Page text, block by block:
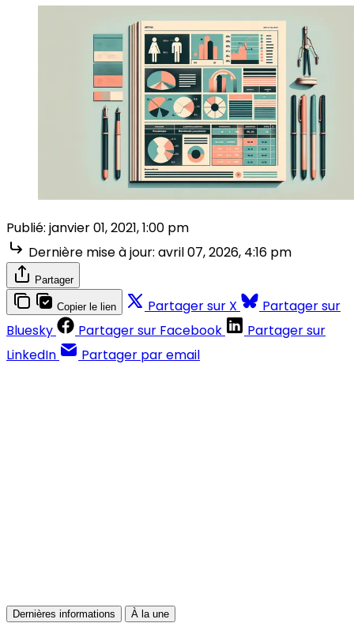
Publié: janvier 01, 2021, 1:00 pm
Dernière mise à jour: avril 07, 2026, 4:16 pm
Partager
Copier le lien Partager sur X
Partager sur
Bluesky
Partager sur Facebook
Partager sur
LinkedIn
Partager par email
Dernières informations À la une